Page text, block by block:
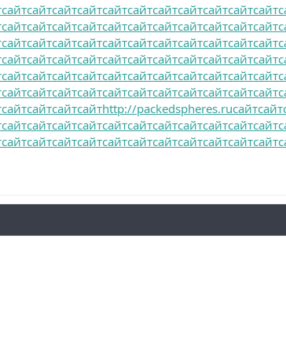
сайтсайтсайтсайтсайтсайтсайтсайтсайтсайтсайт
сайтсайтсайтсайтсайтсайтсайтсайтсайтсайтсайт
сайтсайтсайтсайтсайтсайтсайтсайтсайтсайтсайт
сайтсайтсайтсайтсайтсайтсайтсайтсайтсайтсайт
сайтсайтсайтсайтсайтсайтсайтсайтсайтсайтсайт
сайтсайтсайтсайтсайтсайтсайтсайтсайтсайтсайт
сайтсайтсайтсайтhttp://packedspheres.ruсайтсайт
сайтсайтсайтсайтсайтсайтсайтсайтсайтсайтсайт
сайтсайтсайтсайтсайтсайтсайтсайтсайтсайтсайт